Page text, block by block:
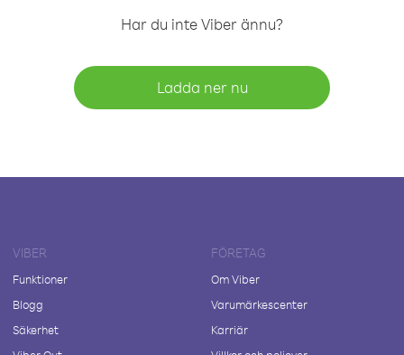
Har du inte Viber ännu?
Ladda ner nu
VIBER
Funktioner
Blogg
Säkerhet
FÖRETAG
Om Viber
Varumärkescenter
Karriär